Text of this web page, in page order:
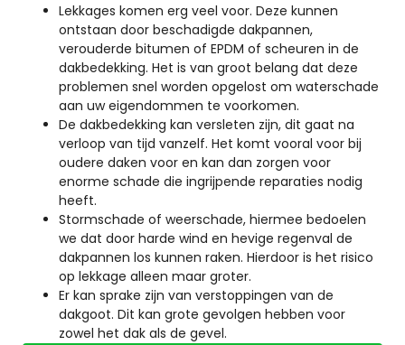
Lekkages komen erg veel voor. Deze kunnen
ontstaan door beschadigde dakpannen,
verouderde bitumen of EPDM of scheuren in de
dakbedekking. Het is van groot belang dat deze
problemen snel worden opgelost om waterschade
aan uw eigendommen te voorkomen.
De dakbedekking kan versleten zijn, dit gaat na
verloop van tijd vanzelf. Het komt vooral voor bij
oudere daken voor en kan dan zorgen voor
enorme schade die ingrijpende reparaties nodig
heeft.
Stormschade of weerschade, hiermee bedoelen
we dat door harde wind en hevige regenval de
dakpannen los kunnen raken. Hierdoor is het risico
op lekkage alleen maar groter.
Er kan sprake zijn van verstoppingen van de
dakgoot. Dit kan grote gevolgen hebben voor
zowel het dak als de gevel.